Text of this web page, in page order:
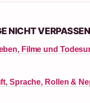
NICHT VERPASSEN
Filme und
Sprache, Rollen &